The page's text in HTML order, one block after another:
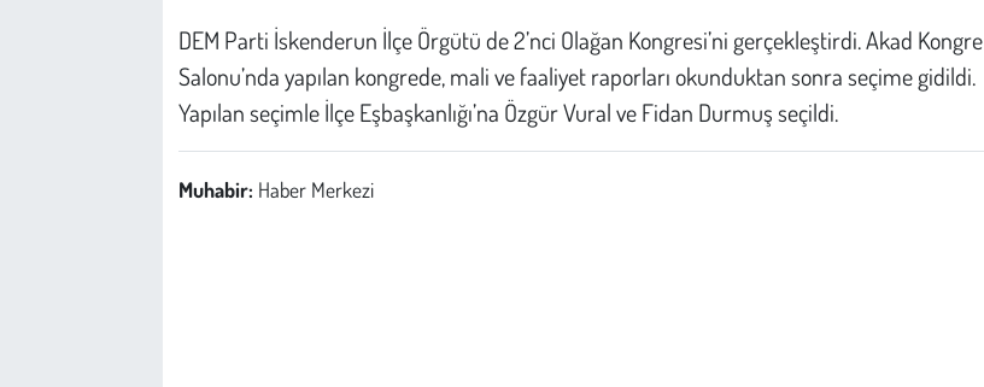
DEM Parti İskenderun İlçe Örgütü de 2’nci Olağan Kongresi’ni gerçekleştirdi. Akad Kongre
Salonu’nda yapılan kongrede, mali ve faaliyet raporları okunduktan sonra seçime gidildi.
Yapılan seçimle İlçe Eşbaşkanlığı’na Özgür Vural ve Fidan Durmuş seçildi.
Muhabir: Haber Merkezi